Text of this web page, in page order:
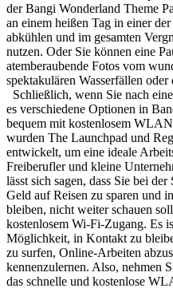
der Bangi Wonderland Theme
an einem heißen Tag in einer
abkühlen und im gesamten
nutzen. Oder Sie können eine
atemberaubende Fotos vom
spektakulären Wasserfällen
Schließlich, wenn Sie nach
es verschiedene Optionen in
bequem mit kostenlosem
wurden The Launchpad und
entwickelt, um eine ideale
Freiberufler und kleine
lässt sich sagen, dass Sie bei
Geld auf Reisen zu sparen und
bleiben, nicht weiter schauen
kostenlosem Wi-Fi-Zugang. Es
Möglichkeit, in Kontakt zu
zu surfen, Online-Arbeiten
kennenzulernen. Also, nehmen
das schnelle und kostenlose